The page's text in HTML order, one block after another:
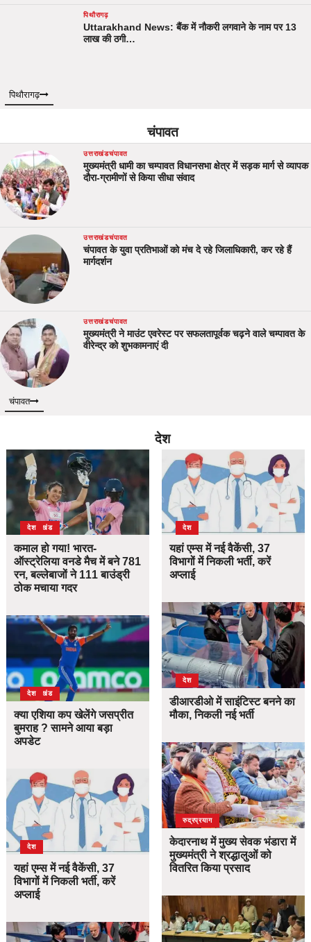
पिथौरागढ़
Uttarakhand News: बैंक में नौकरी लगवाने के नाम पर 13
लाख की ठगी…
पिथौरागढ़
चंपावत
उत्तराखंडचंपावत
मुख्यमंत्री धामी का चम्पावत विधानसभा क्षेत्र में सड़क मार्ग से व्यापक
दौरा-ग्रामीणों से किया सीधा संवाद
उत्तराखंडचंपावत
चंपावत के युवा प्रतिभाओं को मंच दे रहे जिलाधिकारी, कर रहे हैं
मार्गदर्शन
उत्तराखंडचंपावत
मुख्यमंत्री ने माउंट एवरेस्ट पर सफलतापूर्वक चढ़ने वाले चम्पावत के
वीरेन्द्र को शुभकामनाएं दी
चंपावत
देश
उत्तराखंड
देश
कमाल हो गया! भारत-
ऑस्ट्रेलिया वनडे मैच में बने 781
रन, बल्लेबाजों ने 111 बाउंड्री
ठोक मचाया गदर
उत्तराखंड
देश
क्या एशिया कप खेलेंगे जसप्रीत
बुमराह ? सामने आया बड़ा
अपडेट
देश
यहां एम्स में नई वैकेंसी, 37
विभागों में निकली भर्ती, करें
अप्लाई
देश
यहां एम्स में नई वैकेंसी, 37
विभागों में निकली भर्ती, करें
अप्लाई
देश
डीआरडीओ में साइंटिस्ट बनने का
मौका, निकली नई भर्ती
उत्तराखंड
देश
रुद्रप्रयाग
केदारनाथ में मुख्य सेवक भंडारा में
मुख्यमंत्री ने श्रद्धालुओं को
वितरित किया प्रसाद